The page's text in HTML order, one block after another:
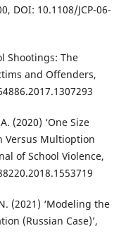
DOI: 10.1108/JCP-06-
Shootings: The
and Offenders,
(2020) ‘One Size
Versus Multioption
of School Violence,
(2021) ‘Modeling the
(Russian Case)’,